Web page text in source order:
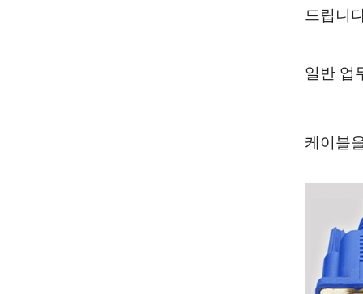
드립니
일반 업
케이블